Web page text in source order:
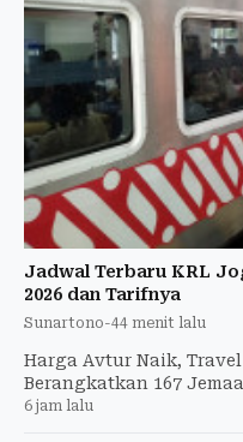
Jadwal Terbaru KRL
2026 dan Tarifnya
Sunartono-44 menit lalu
Harga Avtur Naik,
Berangkatkan 167
6 jam lalu